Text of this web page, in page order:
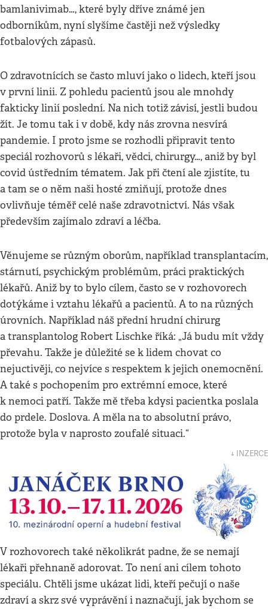
bamlanivimab…, které byly dříve známé jen
odborníkům, nyní slyšíme častěji než výsledky
fotbalových zápasů.
O zdravotnících se často mluví jako o lidech, kteří jsou
v první linii. Z pohledu pacientů jsou ale mnohdy
fakticky linií poslední. Na nich totiž závisí, jestli budou
žít. Je tomu tak i v době, kdy nás zrovna nesvírá
pandemie. I proto jsme se rozhodli připravit tento
speciál rozhovorů s lékaři, vědci, chirurgy…, aniž by byl
covid ústředním tématem. Jak při čtení ale zjistíte, tu
a tam se o něm naši hosté zmiňují, protože dnes
ovlivňuje téměř celé naše zdravotnictví. Nás však
především zajímalo zdraví a léčba.
Věnujeme se různým oborům, například transplantacím,
stárnutí, psychickým problémům, práci praktických
lékařů. Aniž by to bylo cílem, často se v rozhovorech
dotýkáme i vztahu lékařů a pacientů. A to na různých
úrovních. Například náš přední hrudní chirurg
a transplantolog Robert Lischke říká: „Já budu mít vždy
převahu. Takže je důležité se k lidem chovat co
nejuctivěji, co nejvíce s respektem k jejich onemocnění.
A také s pochopením pro extrémní emoce, které
k nemoci patří. Takže mě třeba kdysi pacientka poslala
do prdele. Doslova. A měla na to absolutní právo,
protože byla v naprosto zoufalé situaci.“
↓ INZERCE
V rozhovorech také několikrát padne, že se nemají
lékaři přehnaně adorovat. To není ani cílem tohoto
speciálu. Chtěli jsme ukázat lidi, kteří pečují o naše
zdraví a skrz své vyprávění i naznačují, jak bychom se